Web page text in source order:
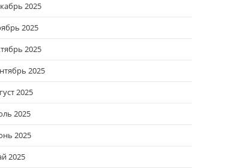
2025
2025
2025
2025
2025
2025
2025
2025